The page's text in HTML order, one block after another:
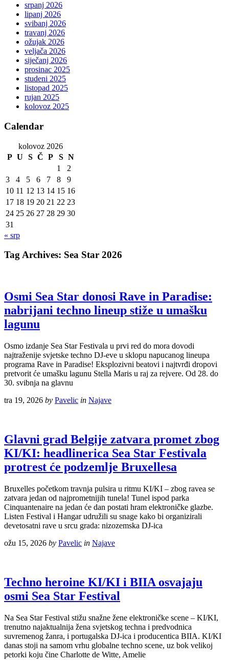
srpanj 2026
lipanj 2026
svibanj 2026
travanj 2026
ožujak 2026
veljača 2026
siječanj 2026
prosinac 2025
studeni 2025
listopad 2025
rujan 2025
kolovoz 2025
Calendar
kolovoz 2026
P U S Č P S N
1
2
3
4 5 6 7 8
9
10 11 12 13 14 15 16
17 18 19 20 21 22 23
24 25 26 27 28 29 30
31
« srp
Tag Archives: Sea Star 2026
Osmi Sea Star donosi Rave in Paradise:
nabrijani techno lineup stiže u umašku
lagunu
Osmo izdanje Sea Star Festivala u prvi red do mora dovodi
najtraženije svjetske techno DJ-eve u sklopu napucanog lineupa
programa Rave in Paradise! Eksplozivni beatovi i najtvrđi dropovi
pretvorit će umašku lagunu Stella Maris u raj za rejvere. Od 28. do
30. svibnja na glavnu
tra 19, 2026 by Pavelic in Najave
Glavni grad Belgije zatvara promet zbog
KI/KI: headlinerica Sea Star Festivala
protrest će podzemlje Bruxellesa
Bruxelles početkom travnja pulsira u ritmu KI/KI – zbog ravea se
zatvara jedan od najprometnijih tunela! Tunel ispod parka
Cinquantenaire na jedan će dan postati hram elektroničke glazbe.
Listen Festival i Hangar udružili su snage kako bi organizirali
devetosatni rave u srcu grada: nizozemska DJ-ica
ožu 15, 2026 by Pavelic in Najave
Techno heroine KI/KI i BIIA osvajaju
osmi Sea Star Festival
Na Sea Star Festival stižu snažne žene elektroničke scene – KI/KI,
trenutno najaktualnija žena svjetskog techna i predvodnica
suvremenog žanra, i portugalska DJ-ica i producentica BIIA. KI/KI
danas stoji na samom vrhu globalne techno scene, uz bok velikoj
petorki koju čine Charlotte de Witte, Amelie